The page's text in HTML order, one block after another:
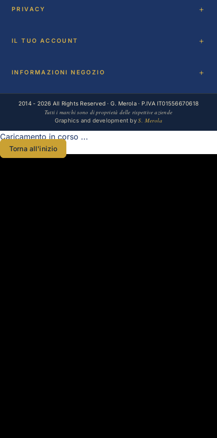
PRIVACY
IL TUO ACCOUNT
INFORMAZIONI NEGOZIO
2014 - 2026 All Rights Reserved · G. Merola · P.IVA IT01556670618
Tutti i marchi sono di proprietà delle rispettive aziende
Graphics and development byS. Merola
Caricamento in corso ...
Torna all'inizio